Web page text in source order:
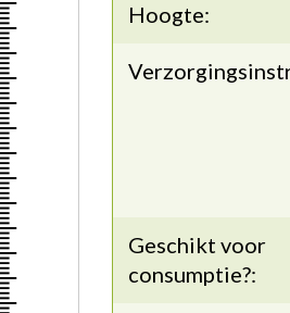
Hoogte:
Geschikt voor
consumptie?: